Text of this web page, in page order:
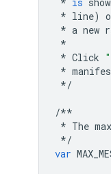
* line)
* a new
*
* Click
*
*/
/**
* The
*/
var